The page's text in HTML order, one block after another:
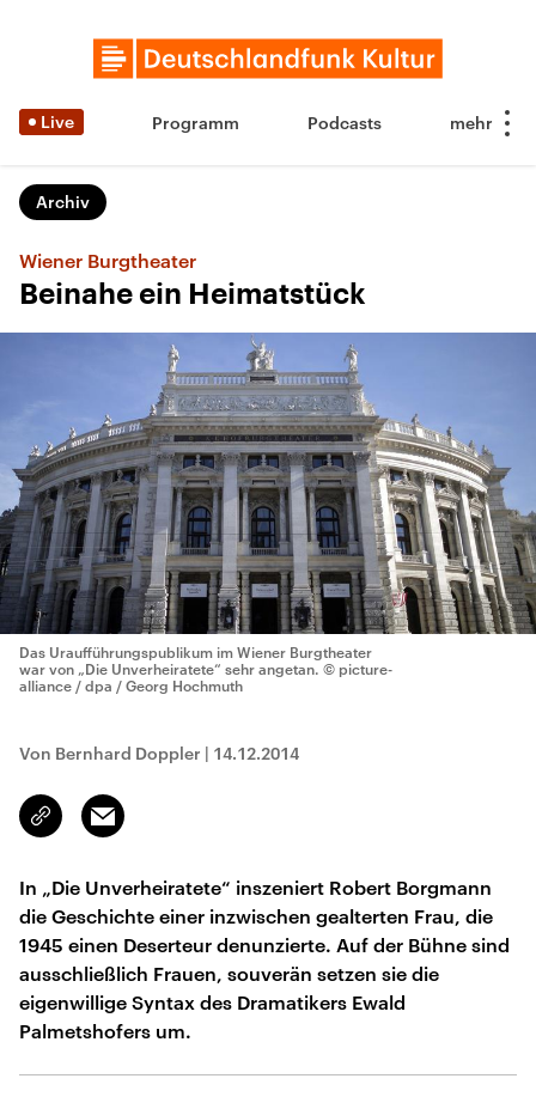
Live Programm Podcasts
Archiv
Wiener Burgtheater
Beinahe ein Heimatstück
Das Uraufführungspublikum im Wiener Burgtheater
war von „Die Unverheiratete“ sehr angetan. © picture-
alliance / dpa / Georg Hochmuth
Von Bernhard Doppler | 14.12.2014
Link
kopieren/teilen
Email
In „Die Unverheiratete“ inszeniert Robert Borgmann
die Geschichte einer inzwischen gealterten Frau, die
1945 einen Deserteur denunzierte. Auf der Bühne sind
ausschließlich Frauen, souverän setzen sie die
eigenwillige Syntax des Dramatikers Ewald
Palmetshofers um.